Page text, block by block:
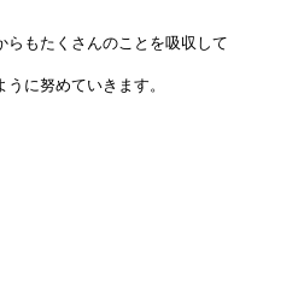
らもたくさんのことを吸収して
に努めていきます。